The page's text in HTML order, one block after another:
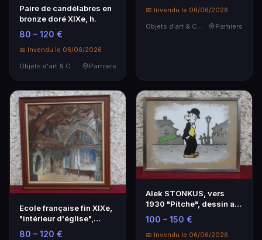
Paire de candélabres en
bronze doré XIXe, h.
80 – 120 €
📅 Invendu le 06/06/2026
Pamiers
📅 Invendu le 06/06/2026
Pamiers
Ecole française fin XIXe,
"intérieur d'église",
aquarelle 50…
80 – 120 €
Alek STONKUS, vers
1930 "Pitche", dessin au
crayon gras en c…
100 – 150 €
📅 Invendu le 06/06/2026